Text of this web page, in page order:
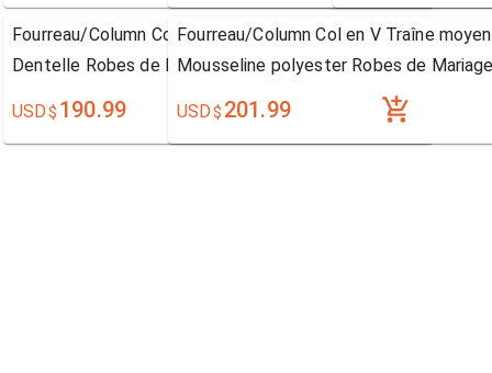
Fourreau/Column Col U profond Longueur ras du sol
Dentelle Robes de Mariage
USD$ 190.99
Fourreau/Column Col en V Traîne
Mousseline polyester Robes de
USD$ 201.99